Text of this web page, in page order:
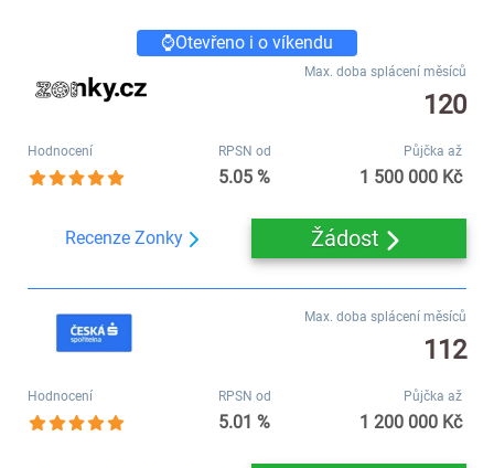
⌚Otevřeno i o víkendu
Max. doba splácení měsíců
120
Hodnocení RPSN od
5.05 %
Půjčka až
1 500 000 Kč
Recenze Zonky Žádost
Max. doba splácení měsíců
112
Hodnocení RPSN od
5.01 %
Půjčka až
1 200 000 Kč